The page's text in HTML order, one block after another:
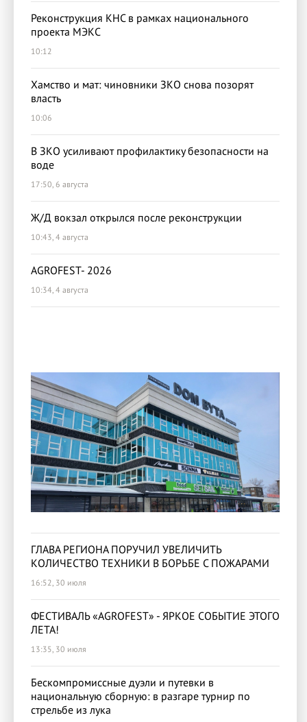
Реконструкция КНС в рамках национального
проекта МЭКС
10:12
Хамство и мат: чиновники ЗКО снова позорят
власть
10:06
В ЗКО усиливают профилактику безопасности на
воде
17:50, 6 августа
Ж/Д вокзал открылся после реконструкции
10:43, 4 августа
AGROFEST- 2026
10:34, 4 августа
ГЛАВА РЕГИОНА ПОРУЧИЛ УВЕЛИЧИТЬ
КОЛИЧЕСТВО ТЕХНИКИ В БОРЬБЕ С ПОЖАРАМИ
16:52, 30 июля
ФЕСТИВАЛЬ «AGROFEST» - ЯРКОЕ СОБЫТИЕ ЭТОГО
ЛЕТА!
13:35, 30 июля
Бескомпромиссные дуэли и путевки в
национальную сборную: в разгаре турнир по
стрельбе из лука